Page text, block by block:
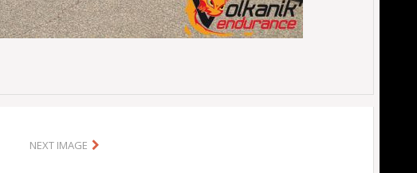
NEXT IMAGE